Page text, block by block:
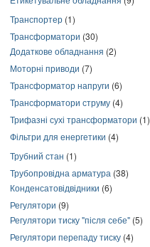
Транспортер (1)
Трансформатори (30)
Додаткове обладнання (2)
Моторні приводи (7)
Трансформатор напруги (6)
Трансформатори струму (4)
Трифазні сухі трансформатори (1)
Фільтри для енергетики (4)
Трубний стан (1)
Трубопровідна арматура (38)
Конденсатовідвідники (6)
Регулятори (9)
Регулятори тиску "після себе" (5)
Регулятори перепаду тиску (4)